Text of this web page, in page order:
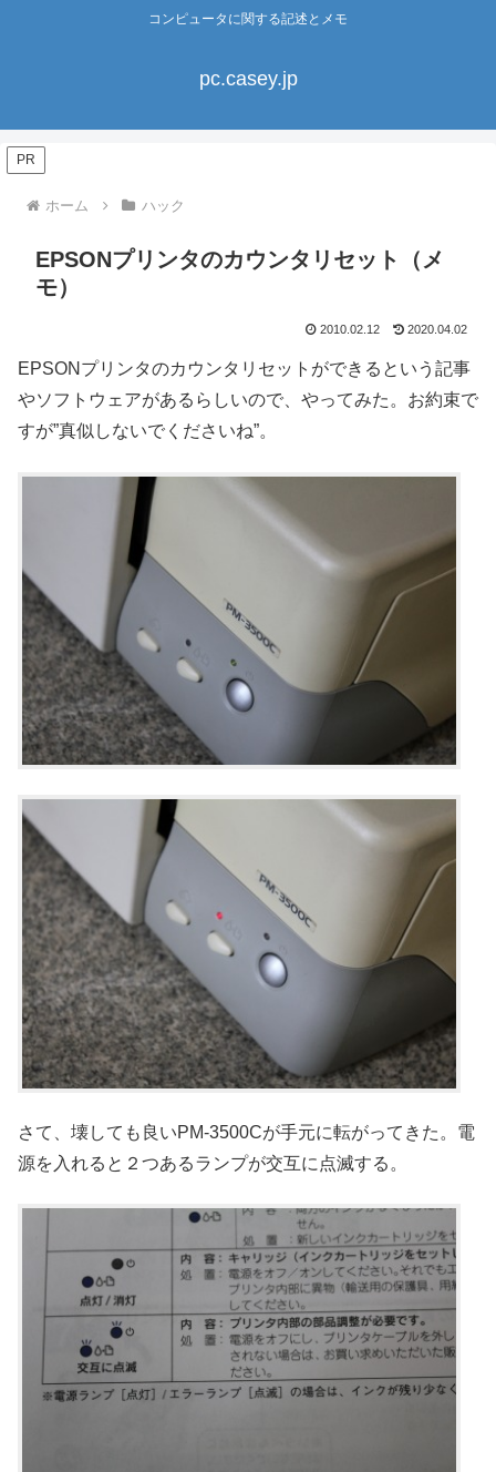
コンピュータに関する記述とメモ
pc.casey.jp
PR
ホーム ハック
EPSONプリンタのカウンタリセット（メ
モ）
2010.02.12 2020.04.02
EPSONプリンタのカウンタリセットができるという記事
やソフトウェアがあるらしいので、やってみた。お約束で
すが”真似しないでくださいね”。
さて、壊しても良いPM-3500Cが手元に転がってきた。電
源を入れると２つあるランプが交互に点滅する。